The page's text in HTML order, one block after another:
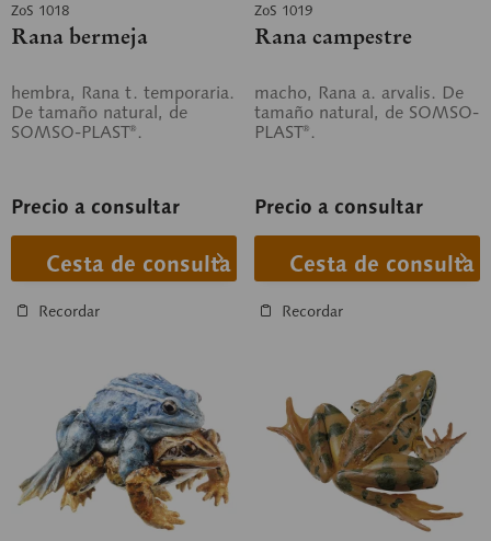
ZoS 1018
Rana bermeja
hembra, Rana t. temporaria.
De tamaño natural, de
SOMSO-PLAST®.
Precio a consultar
Cesta de consulta
Recordar
ZoS 1019
Rana campestre
macho, Rana a. arvalis. De
tamaño natural, de SOMSO-
PLAST®.
Precio a consultar
Cesta de consulta
Recordar